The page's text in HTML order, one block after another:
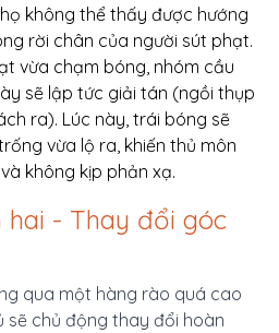
không thể thấy được hướng
rời chân của người sút phạt.
vừa chạm bóng, nhóm cầu
sẽ lập tức giải tán (ngồi thụp
ra). Lúc này, trái bóng sẽ
vừa lộ ra, khiến thủ môn
không kịp phản xạ.
- Thay đổi góc
qua một hàng rào quá cao
chủ động thay đổi hoàn